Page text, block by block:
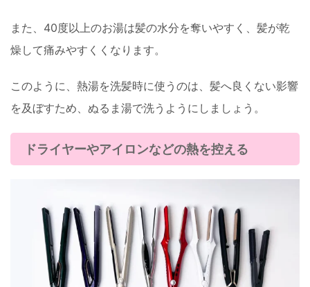
また、40度以上のお湯は髪の水分を奪いやすく、髪が乾
燥して痛みやすくくなります。
このように、熱湯を洗髪時に使うのは、髪へ良くない影響
を及ぼすため、ぬるま湯で洗うようにしましょう。
ドライヤーやアイロンなどの熱を控える